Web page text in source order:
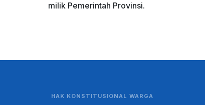
milik Pemerintah Provinsi.
HAK KONSTITUSIONAL WARGA